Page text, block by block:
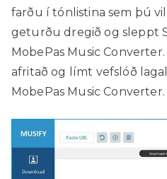
farðu í tónlistina sem þú
geturðu dregið og sleppt
MobePas Music
afritað og límt vefslóð
MobePas Music Converter.